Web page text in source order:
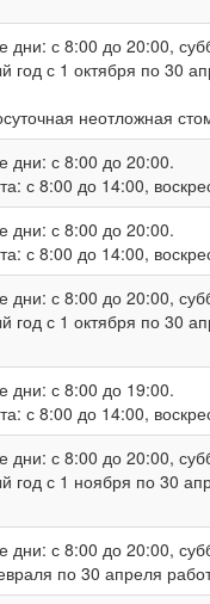
дни: с 8:00 до 20:00,
год с 1 октября по 30
неотложная
дни: с 8:00 до 20:00.
с 8:00 до 14:00,
дни: с 8:00 до 20:00.
с 8:00 до 14:00,
дни: с 8:00 до 20:00,
год с 1 октября по 30
дни: с 8:00 до 19:00.
с 8:00 до 14:00,
дни: с 8:00 до 20:00,
год с 1 ноября по 30
дни: с 8:00 до 20:00,
по 30 апреля